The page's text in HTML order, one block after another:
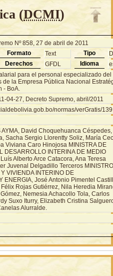
(DCMI)
Nº 858, 27 de abril de 2011
Formato Text Tipo
Derechos GFDL Idioma
para el personal especializado del
de la Empresa Pública Nacional
- BoA.
04-27, Decreto Supremo, abril/2011
normas/verGratis/
AYMA, David Choquehuanca Céspedes,
Sacha Sergio Llorentty Soliz, María
Viviana Caro Hinojosa MINISTRA DE
DESARROLLO INTERINA DE MEDIO
Alberto Arce Catacora, Ana Teresa
Juvenal Delgadillo Terceros
VIVIENDA INTERINO DE
ENERGIA, José Antonio Pimentel
Rojas Gutiérrez, Nila Heredia
Nemesia Achacollo Tola, Carlos
Suxo Iturry, Elizabeth Cristina
Alurralde.